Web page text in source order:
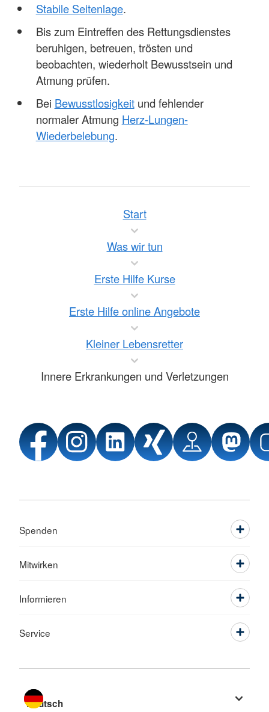
Stabile Seitenlage.
Bis zum Eintreffen des Rettungsdienstes
beruhigen, betreuen, trösten und
beobachten, wiederholt Bewusstsein und
Atmung prüfen.
Bei Bewusstlosigkeitund fehlender
normaler Atmung Herz-Lungen-
Wiederbelebung.
Start
Was wir tun
Erste Hilfe Kurse
Erste Hilfe online Angebote
Kleiner Lebensretter
Innere Erkrankungen und Verletzungen
Spenden
Mitwirken
Informieren
Service
Sprache wechseln zu